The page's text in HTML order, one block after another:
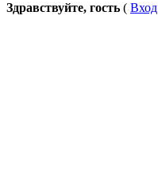
Здравствуйте, гость ( Вход